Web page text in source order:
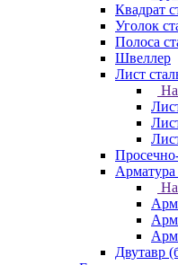
Квадрат
Уголок
Полоса
Швеллер
Лист
Арматура
Двутавр